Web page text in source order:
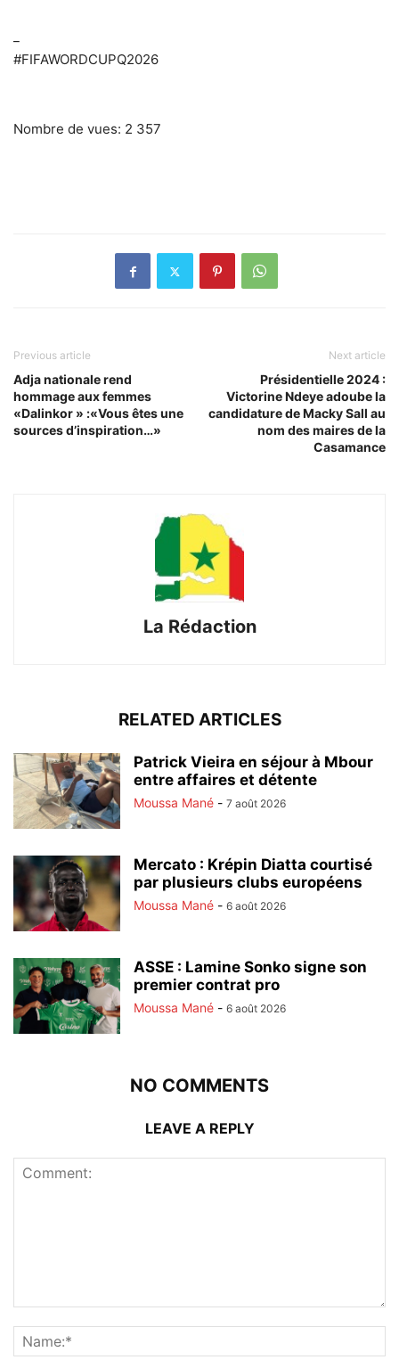
#FIFAWORDCUPQ2026
Nombre de vues: 2 357
Previous article
Adja nationale rend
hommage aux femmes
«Dalinkor » :«Vous êtes une
sources d’inspiration…»
Next article
Présidentielle 2024 :
Victorine Ndeye adoube la
candidature de Macky Sall au
nom des maires de la
Casamance
La Rédaction
RELATED ARTICLES
Patrick Vieira en séjour à Mbour
entre affaires et détente
Moussa Mané - 7 août 2026
Mercato : Krépin Diatta courtisé
par plusieurs clubs européens
Moussa Mané - 6 août 2026
ASSE : Lamine Sonko signe son
premier contrat pro
Moussa Mané - 6 août 2026
NO COMMENTS
LEAVE A REPLY